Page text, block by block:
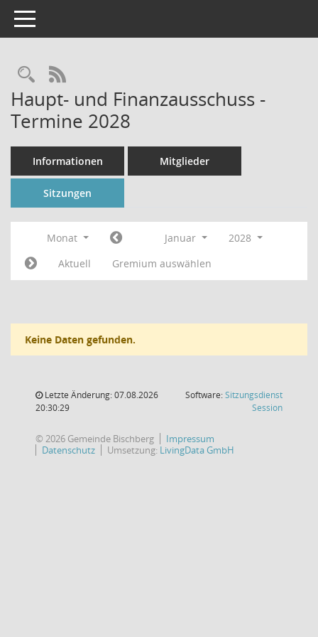
Toggle navigation
Rechercheauswahl
RSS-Feed
Haupt- und Finanzausschuss -
Termine 2028
Informationen Mitglieder
Sitzungen
Monat Januar
2028
Aktuell
Gremium auswählen
Keine Daten gefunden.
Letzte Änderung: 07.08.2026
20:30:29
Software:Sitzungsdienst
Session(Wird in
© 2026 Gemeinde Bischberg
Impressum
Datenschutz
Umsetzung: LivingData GmbH